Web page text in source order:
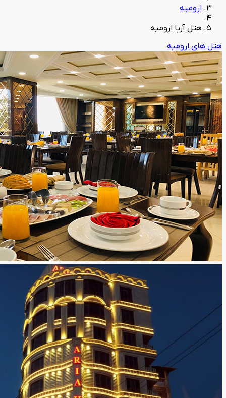
ارومیه
هتل آریا ارومیه
هتل های ارومیه